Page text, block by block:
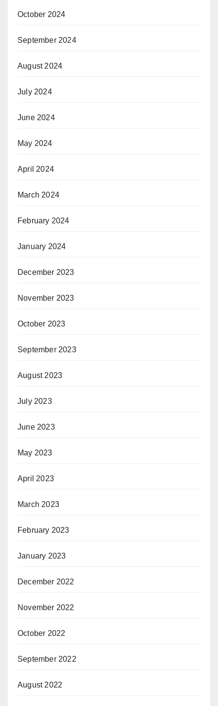
October 2024
September 2024
August 2024
July 2024
June 2024
May 2024
April 2024
March 2024
February 2024
January 2024
December 2023
November 2023
October 2023
September 2023
August 2023
July 2023
June 2023
May 2023
April 2023
March 2023
February 2023
January 2023
December 2022
November 2022
October 2022
September 2022
August 2022